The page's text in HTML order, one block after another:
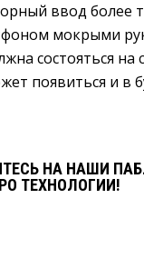
ввод
мокрыми
состояться
появиться и в
НА НАШИ
ТЕХНОЛОГИИ!